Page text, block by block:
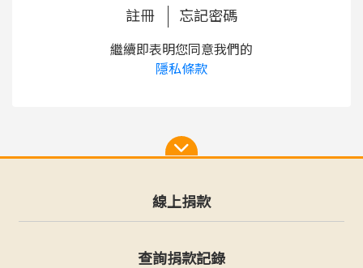
註冊 忘記密碼
繼續即表明您同意我們的
隱私條款
線上捐款
查詢捐款記錄